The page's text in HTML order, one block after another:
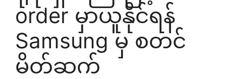
order မှာယူနိုင်ရန်
Samsung မှ စတင်
မိတ်ဆက်